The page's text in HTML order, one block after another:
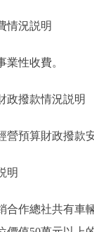
況説明
性收費。
撥款情況説明
預算財政撥款
明
總社共有車輛